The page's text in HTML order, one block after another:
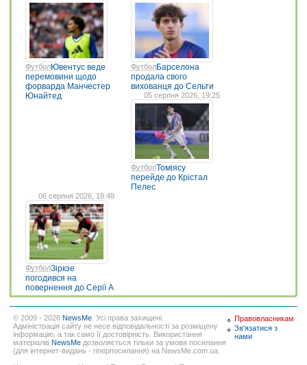
ФутболЮвентус веде
перемовини щодо
форварда Манчестер
Юнайтед
ФутболБарселона
продала свого
вихованця до Сельти
05 серпня 2026, 19:25
ФутболТоміясу
перейде до Крістал
Пелес
06 серпня 2026, 18:48
ФутболЗіркзе
погодився на
повернення до Серії А
© 2009 - 2026 NewsMe . Усі права захищені.
Адміністрація сайту не несе відповідальності за розміщену
інформацію, а так само її достовірність. Використання
матеріалів NewsMe дозволяється тільки за умови посилання
(для інтернет-видань - гіперпосилання) на NewsMe.com.ua.
Правовласникам
Зв'язатися з
нами